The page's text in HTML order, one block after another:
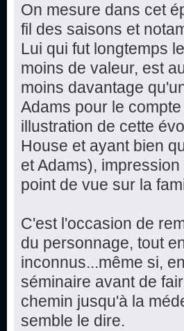
On mesure dans cet
fil des saisons et
Lui qui fut longtemps
moins de valeur, est
moins davantage
Adams pour le
illustration de cette
House et ayant bien
et Adams),
point de vue sur la
C'est l'occasion de
du personnage, tout
inconnus...même si,
séminaire avant de
chemin jusqu'à la
semble le dire.